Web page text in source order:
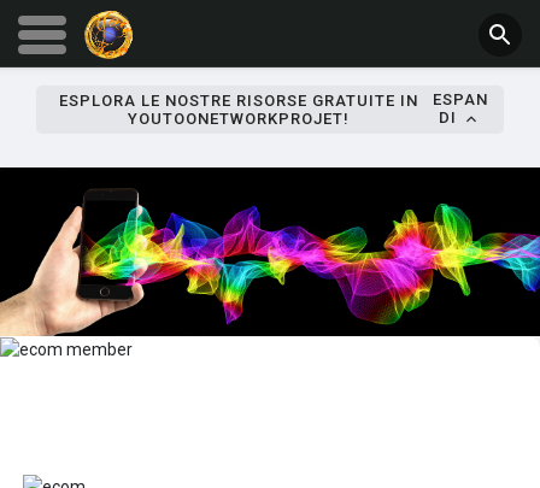
ESPLORA LE NOSTRE RISORSE GRATUITE IN
YOUTOONETWORKPROJET!
ESPAN
DI